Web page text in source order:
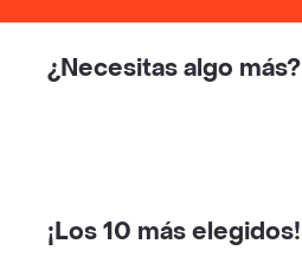
¿Necesitas algo más?
¡Los 10 más elegidos!